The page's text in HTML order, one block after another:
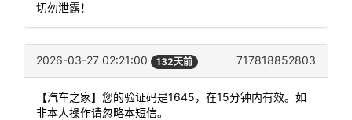
切勿泄露！
2026-03-27 02:21:00 132天前 717818852803
【汽车之家】您的验证码是1645，在15分钟内有效。如
非本人操作请忽略本短信。